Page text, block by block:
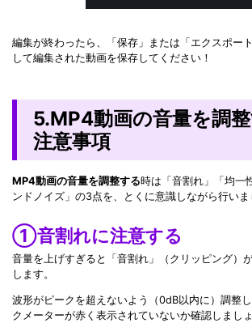
編集が終わったら、「保存」または「エクスポー
して編集された動画を保存してください！
5.MP4動画の音量を調
注意事項
MP4動画の音量を調整する時は「音割れ」「均一
ンドノイズ」の3点を、とくに意識しながら行いま
①音割れに注意する
音量を上げすぎると「音割れ」（クリッピング）
します。
波形がピークを超えないよう（0dB以内に）調整
クメーターが赤く表示されていないか確認しましょ